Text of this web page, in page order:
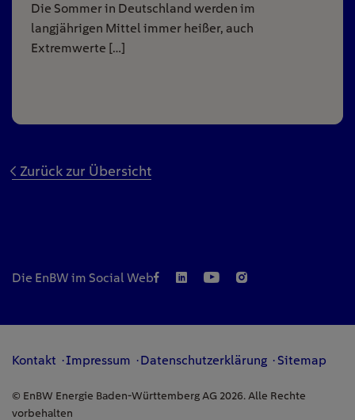
Die Sommer in Deutschland werden im
langjährigen Mittel immer heißer, auch
Extremwerte […]
Zurück zur Übersicht
Die EnBW im Social Web
Kontakt Impressum Datenschutzerklärung Sitemap
© EnBW Energie Baden-Württemberg AG 2026. Alle Rechte
vorbehalten